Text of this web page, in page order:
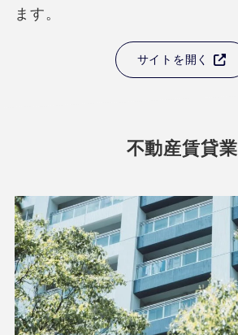
ます。
サイトを開く
不動産賃貸業